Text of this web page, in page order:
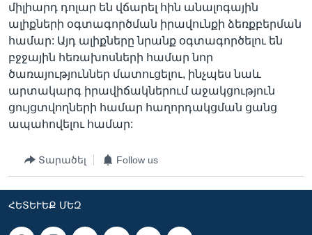
միլիարդ դոլար են վճարել հին անալոգային
ալիքների օգտագործման իրավունքի ձեռքբերման
համար: Այդ ալիքները նրանք օգտագործելու են
բջջային հեռախոսների համար նոր
ծառայություններ մատուցելու, ինչպես նաև
արտակարգ իրավիճակներում աջակցություն
ցույցտվողների համար հաղորդակցման ցանց
ապահովելու համար:
Տարածել Follow us
ՀԵՏԵՒԵՔ ՄԵԶ